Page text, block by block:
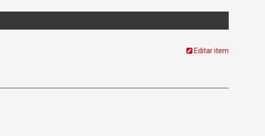
Editar item